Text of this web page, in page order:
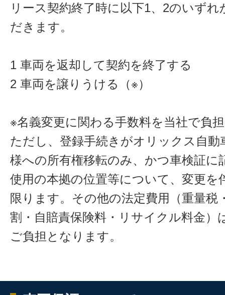
リース契約終了時に以下1、2のいず
だきます。
1 車両を返却して契約を終了する
2 車両を譲りうける（※）
※名義変更に関わる手数料を当社で負
ただし、登録手続きがオリックス自動
様への所有権移転のみ、かつ車検証に
使用の本拠の位置等について、変更を
限ります。その他の法定費用（重量税
割・自賠責保険料・リサイクル料金）
ご負担となります。